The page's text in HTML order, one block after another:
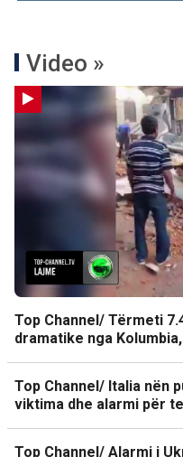
Video »
Top Channel/ Tërmeti
dramatike nga
Top Channel/ Italia nën
viktima dhe alarmi për
Top Channel/ Alarmi i